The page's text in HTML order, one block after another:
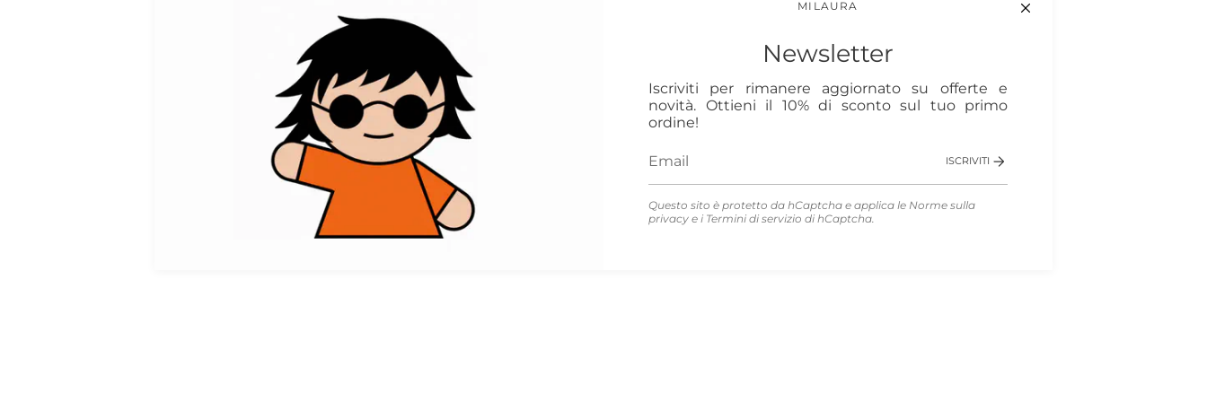
MILAURA
Newsletter
Iscriviti per rimanere aggiornato su offerte e
novità. Ottieni il 10% di sconto sul tuo primo
ordine!
ISCRIVITI
Questo sito è protetto da hCaptcha e applica le Norme sulla
privacy e i Termini di servizio di hCaptcha.